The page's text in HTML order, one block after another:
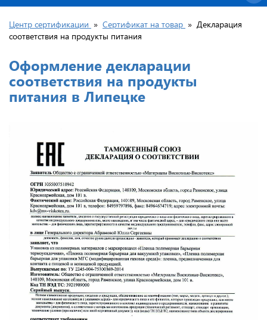
Центр сертификации » Сертификат на товар » Декларация
соответствия на продукты питания
Оформление декларации
соответствия на продукты
питания в Липецке